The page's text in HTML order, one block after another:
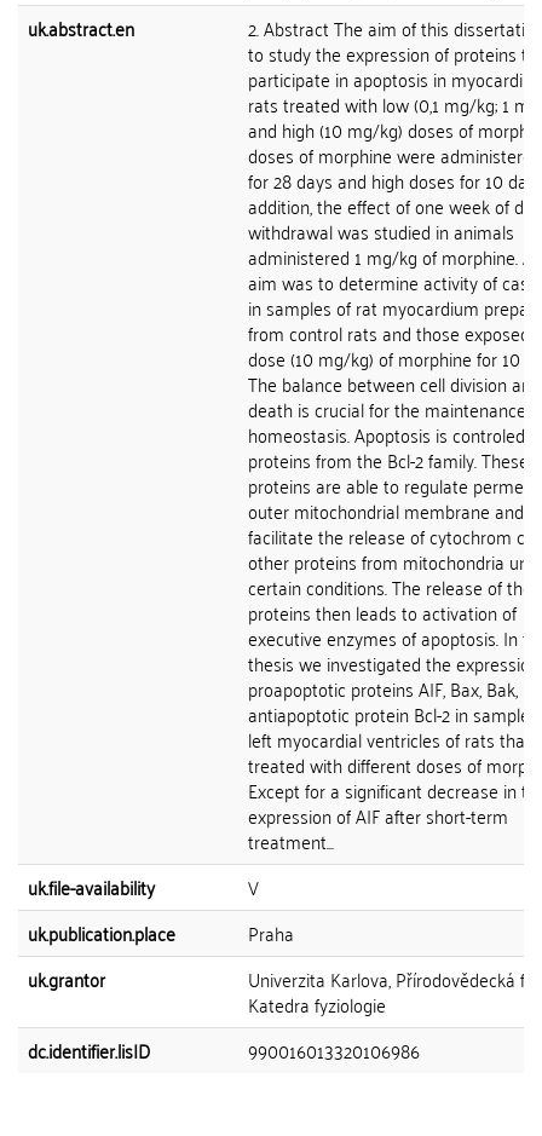
uk.abstract.en
2. Abstract The aim of this
to study the expression of proteins
participate in apoptosis in
rats treated with low (0,1 mg/kg; 1
and high (10 mg/kg) doses of
doses of morphine were
for 28 days and high doses for 10
addition, the effect of one week of
withdrawal was studied in animals
administered 1 mg/kg of morphine.
aim was to determine activity of
in samples of rat myocardium
from control rats and those exposed
dose (10 mg/kg) of morphine for 10
The balance between cell division
death is crucial for the maintenance
homeostasis. Apoptosis is controled
proteins from the Bcl-2 family. These
proteins are able to regulate
outer mitochondrial membrane and
facilitate the release of cytochrom c
other proteins from mitochondria
certain conditions. The release of
proteins then leads to activation of
executive enzymes of apoptosis. In
thesis we investigated the
proapoptotic proteins AIF, Bax, Bak,
antiapoptotic protein Bcl-2 in
left myocardial ventricles of rats that
treated with different doses of
Except for a significant decrease in
expression of AIF after short-term
treatment...
uk.file-availability
V
uk.publication.place
Praha
uk.grantor
Univerzita Karlova, Přírodovědecká
Katedra fyziologie
dc.identifier.lisID
990016013320106986